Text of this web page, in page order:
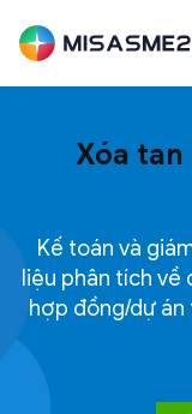
Xóa tan
Kế toán và
liệu phân tích
hợp đồng/dự